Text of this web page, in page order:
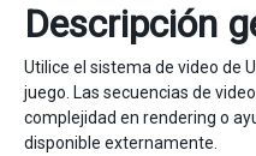
Descripción
Utilice el sistema de video de
juego. Las secuencias de
complejidad en rendering o
disponible externamente.